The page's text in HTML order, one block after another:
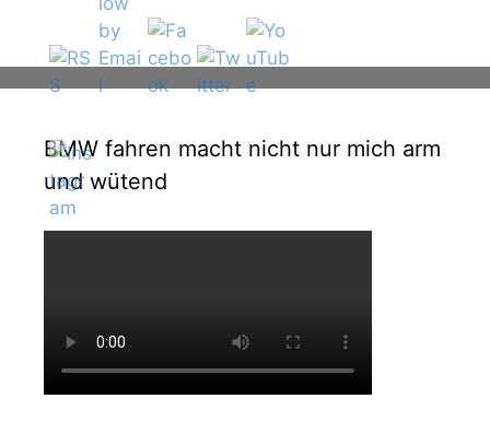
BMW fahren macht nicht nur mich arm
und wütend